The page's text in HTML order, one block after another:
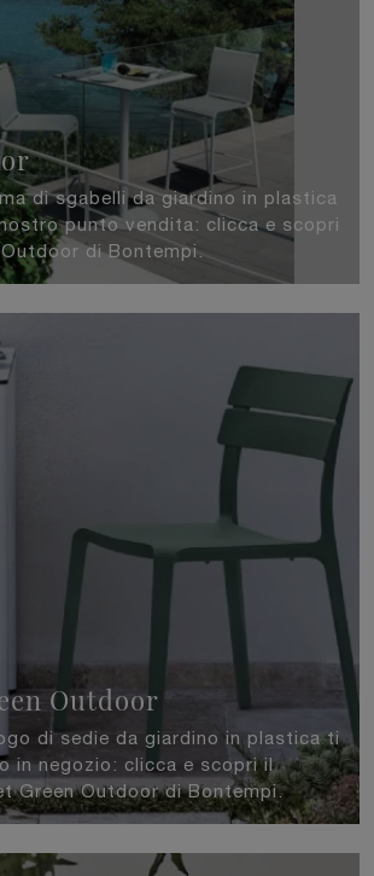
di sgabelli da giardino in plastica
punto vendita: clicca e scopri
di Bontempi.
Outdoor
di sedie da giardino in plastica ti
in negozio: clicca e scopri il
Green Outdoor di Bontempi.